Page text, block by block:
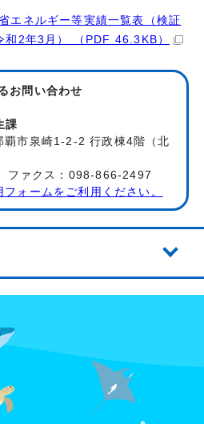
エネルギー等実績一覧表（検証
和2年3月） （PDF 46.3KB）
お問い合わせ
課
市泉崎1-2-2 行政棟4階（北
ァクス：098-866-2497
ォームをご利用ください。